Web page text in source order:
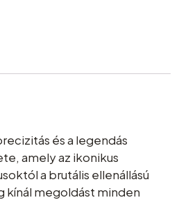
és a legendás
amely az ikonikus
a brutális ellenállású
kínál megoldást minden